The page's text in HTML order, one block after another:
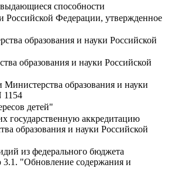
способности
Российской Федерации, утвержденное
образования и науки Российской
образования и науки Российской
образования и науки
1154
детей"
государственную аккредитацию
образования и науки Российской
из федерального бюджета
3.1. "Обновление содержания и